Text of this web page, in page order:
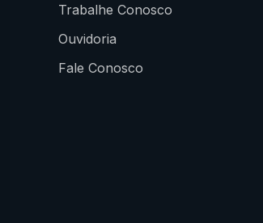
Trabalhe Conosco
Ouvidoria
Fale Conosco